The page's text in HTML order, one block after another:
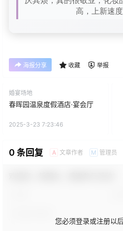
高，上新速度
海报分享 收藏 举报
婚宴场地
春晖园温泉度假酒店·宴会厅
2025-3-23 7:23:46
0 条回复 A 文章作者 M 管理员
您必须登录或注册以